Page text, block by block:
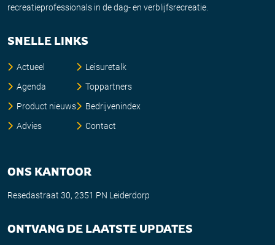
recreatieprofessionals in de dag- en verblijfsrecreatie.
SNELLE LINKS
Actueel
Agenda
Product nieuws
Advies
Leisuretalk
Toppartners
Bedrijvenindex
Contact
ONS KANTOOR
Resedastraat 30, 2351 PN Leiderdorp
ONTVANG DE LAATSTE UPDATES